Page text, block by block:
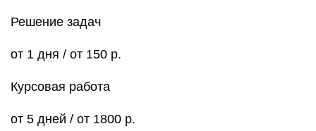
Решение задач
от 1 дня / от 150 р.
Курсовая работа
от 5 дней / от 1800 р.